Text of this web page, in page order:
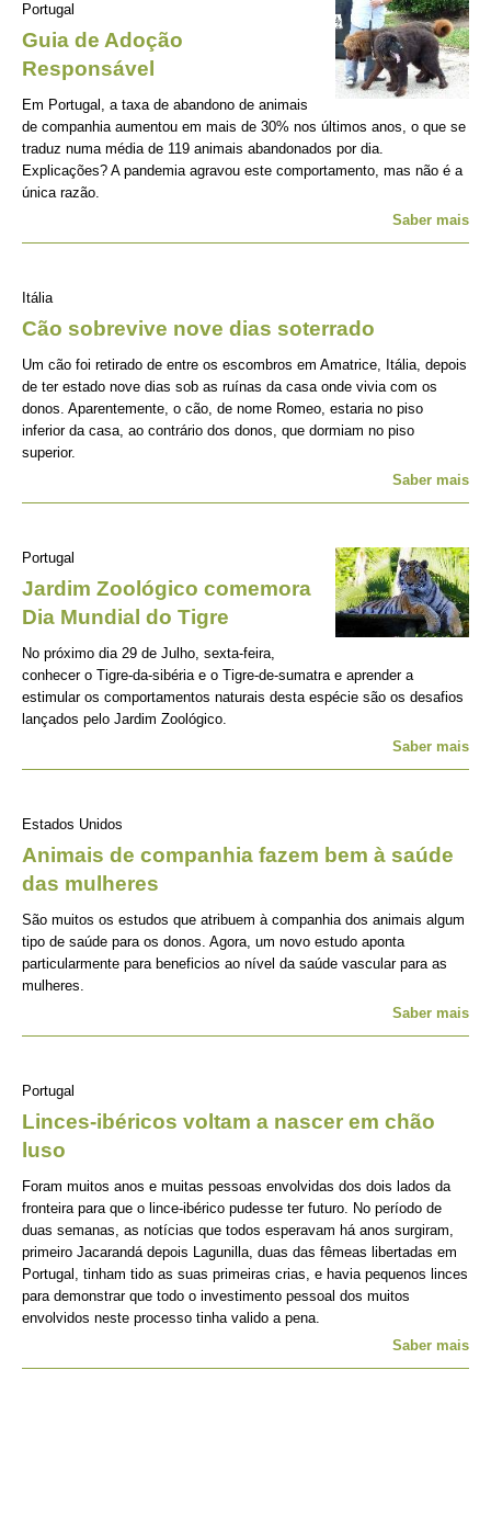
Portugal
Guia de Adoção
Responsável
Em Portugal, a taxa de abandono de animais
de companhia aumentou em mais de 30% nos últimos anos, o que se
traduz numa média de 119 animais abandonados por dia.
Explicações? A pandemia agravou este comportamento, mas não é a
única razão.
Saber mais
Itália
Cão sobrevive nove dias soterrado
Um cão foi retirado de entre os escombros em Amatrice, Itália, depois
de ter estado nove dias sob as ruínas da casa onde vivia com os
donos. Aparentemente, o cão, de nome Romeo, estaria no piso
inferior da casa, ao contrário dos donos, que dormiam no piso
superior.
Saber mais
Portugal
Jardim Zoológico comemora
Dia Mundial do Tigre
No próximo dia 29 de Julho, sexta-feira,
conhecer o Tigre-da-sibéria e o Tigre-de-sumatra e aprender a
estimular os comportamentos naturais desta espécie são os desafios
lançados pelo Jardim Zoológico.
Saber mais
Estados Unidos
Animais de companhia fazem bem à saúde
das mulheres
São muitos os estudos que atribuem à companhia dos animais algum
tipo de saúde para os donos. Agora, um novo estudo aponta
particularmente para beneficios ao nível da saúde vascular para as
mulheres.
Saber mais
Portugal
Linces-ibéricos voltam a nascer em chão
luso
Foram muitos anos e muitas pessoas envolvidas dos dois lados da
fronteira para que o lince-ibérico pudesse ter futuro. No período de
duas semanas, as notícias que todos esperavam há anos surgiram,
primeiro Jacarandá depois Lagunilla, duas das fêmeas libertadas em
Portugal, tinham tido as suas primeiras crias, e havia pequenos linces
para demonstrar que todo o investimento pessoal dos muitos
envolvidos neste processo tinha valido a pena.
Saber mais